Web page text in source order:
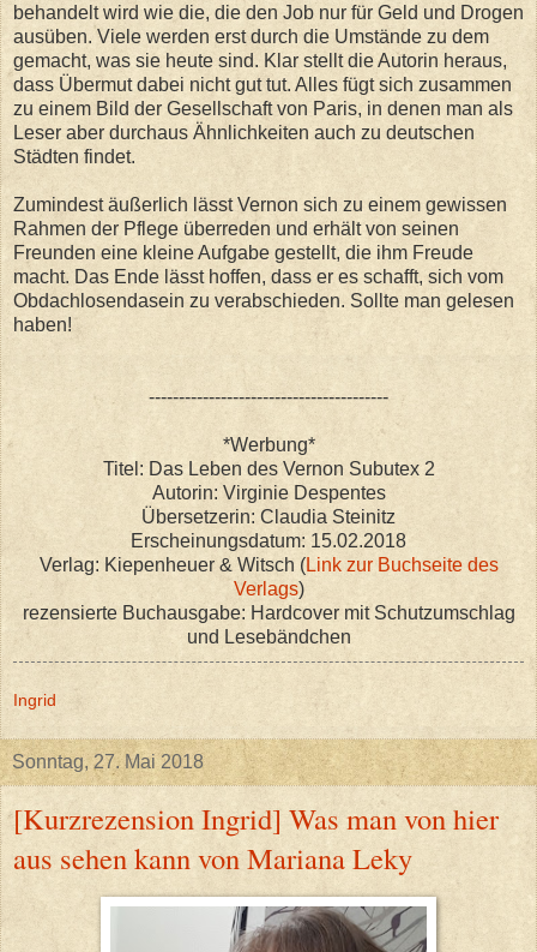
behandelt wird wie die, die den Job nur für Geld und Drogen
ausüben. Viele werden erst durch die Umstände zu dem
gemacht, was sie heute sind. Klar stellt die Autorin heraus,
dass Übermut dabei nicht gut tut. Alles fügt sich zusammen
zu einem Bild der Gesellschaft von Paris, in denen man als
Leser aber durchaus Ähnlichkeiten auch zu deutschen
Städten findet.
Zumindest äußerlich lässt Vernon sich zu einem gewissen
Rahmen der Pflege überreden und erhält von seinen
Freunden eine kleine Aufgabe gestellt, die ihm Freude
macht. Das Ende lässt hoffen, dass er es schafft, sich vom
Obdachlosendasein zu verabschieden. Sollte man gelesen
haben!
----------------------------------------
*Werbung*
Titel: Das Leben des Vernon Subutex 2
Autorin: Virginie Despentes
Übersetzerin: Claudia Steinitz
Erscheinungsdatum: 15.02.2018
Verlag: Kiepenheuer & Witsch (Link zur Buchseite des
Verlags)
rezensierte Buchausgabe: Hardcover mit Schutzumschlag
und Lesebändchen
Ingrid
Sonntag, 27. Mai 2018
[Kurzrezension Ingrid] Was man von hier
aus sehen kann von Mariana Leky